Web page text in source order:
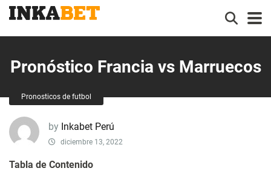
Pronóstico Francia vs Marruecos
Pronosticos de futbol
by Inkabet Perú
diciembre 13, 2022
Tabla de Contenido